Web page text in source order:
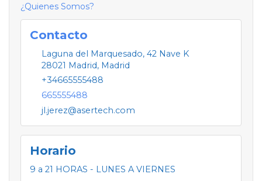
¿Quienes Somos?
Contacto
Laguna del Marquesado, 42 Nave K
28021 Madrid, Madrid
+34665555488
665555488
jl.jerez@asertech.com
Horario
9 a 21 HORAS - LUNES A VIERNES